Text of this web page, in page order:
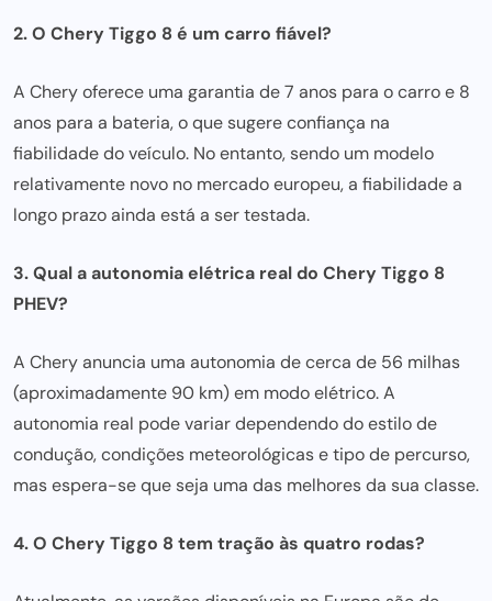
2. O Chery Tiggo 8 é um carro fiável?
A Chery oferece uma garantia de 7 anos para o carro e 8
anos para a bateria, o que sugere confiança na
fiabilidade do veículo. No entanto, sendo um modelo
relativamente novo no mercado europeu, a fiabilidade a
longo prazo ainda está a ser testada.
3. Qual a autonomia elétrica real do Chery Tiggo 8
PHEV?
A Chery anuncia uma autonomia de cerca de 56 milhas
(aproximadamente 90 km) em modo elétrico. A
autonomia real pode variar dependendo do estilo de
condução, condições meteorológicas e tipo de percurso,
mas espera-se que seja uma das melhores da sua classe.
4. O Chery Tiggo 8 tem tração às quatro rodas?